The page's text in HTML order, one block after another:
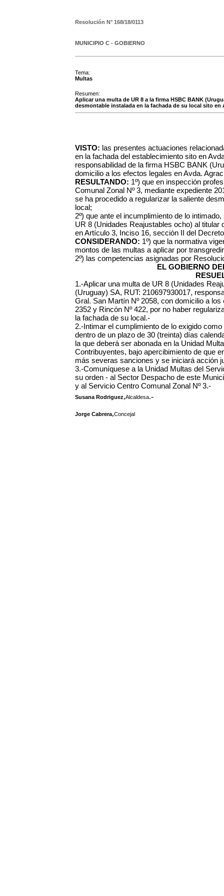
Resolución N° 168/18/0113
MUNICIPIO C - GOBIERNO
Tema:
Multas
Resumen:
Aplicar una multa de UR 8 a la firma HSBC BANK
desmontable instalada en la fachada de su local sito en
VISTO: las presentes actuaciones
en la fachada del establecimiento sito en
responsabilidad de la firma HSBC BANK
domicilio a los efectos legales en Avda.
RESULTANDO: 1º) que en inspección
Comunal Zonal Nº 3, mediante expediente
se ha procedido a regularizar la saliente
local;
2º) que ante el incumplimiento de lo
UR 8 (Unidades Reajustables ocho) al
en Artículo 3, Inciso 16, secciòn II del
CONSIDERANDO: 1º) que la normativa
montos de las multas a aplicar por
2º) las competencias asignadas por
EL GOBIERNO
1.-Aplicar una multa de UR 8 (Unidades
(Uruguay) SA, RUT: 210697930017,
Gral. San Martín Nº 2058, con domicilio a
2352 y Rincón Nº 422, por no haber
la fachada de su local.-
2.-Intimar el cumplimiento de lo exigido
dentro de un plazo de 30 (treinta) días
la que deberá ser abonada en la Unidad
Contribuyentes, bajo apercibimiento de que
más severas sanciones y se iniciará acción
3.-Comuníquese a la Unidad Multas del
su orden - al Sector Despacho de este
y al Servicio Centro Comunal Zonal Nº 3.-
Susana Rodriguez,Alcaldesa.-
Jorge Cabrera,Concejal